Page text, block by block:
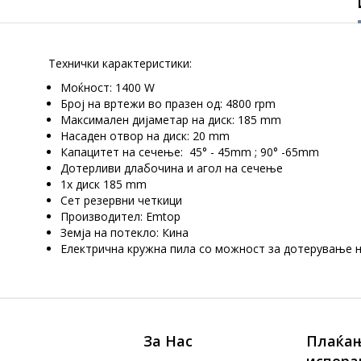
Технички карактеристики:
Моќност: 1400 W
Број на вртежи во празен од: 4800 rpm
Максимален дијаметар на диск: 185 mm
Насаден отвор на диск: 20 mm
Капацитет на сечење: 45° - 45mm ; 90° -65mm
Дотерливи длабочина и агол на сечење
1x диск 185 mm
Сет резервни четкици
Производител: Emtop
Земја на потекло: Кина
Електрична кружна пила со можност за дотерување
За Нас